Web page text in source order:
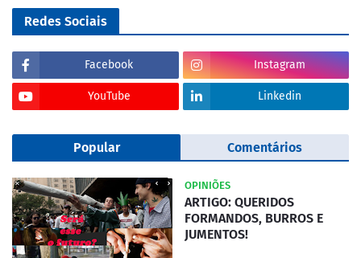
Redes Sociais
Facebook Instagram
YouTube Linkedin
Popular Comentários
OPINIÕES
ARTIGO: QUERIDOS
FORMANDOS, BURROS E
JUMENTOS!